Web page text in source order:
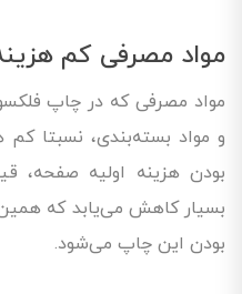
مواد مصرفی کم
مواد مصرفی که در چاپ
و مواد بسته‌بندی، نسبتا کم
بودن هزینه اولیه صفحه،
بسیار کاهش می‌یابد که
بودن این چاپ می‌شود.